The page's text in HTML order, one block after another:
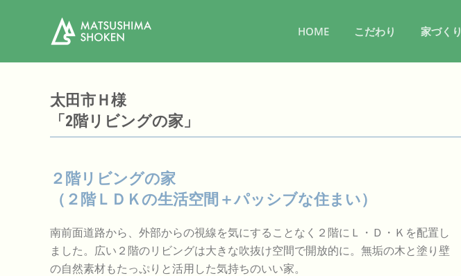
HOME こだわり 家づくり
太田市Ｈ様
「2階リビングの家」
２階リビングの家
（２階ＬＤＫの生活空間＋パッシブな住まい）
南前面道路から、外部からの視線を気にすることなく２階にＬ・Ｄ・Ｋを配置し
ました。広い２階のリビングは大きな吹抜け空間で開放的に。無垢の木と塗り壁
の自然素材もたっぷりと活用した気持ちのいい家。